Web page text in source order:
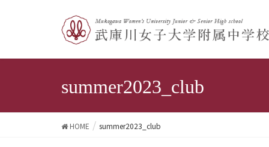
summer2023_club
HOME summer2023_club